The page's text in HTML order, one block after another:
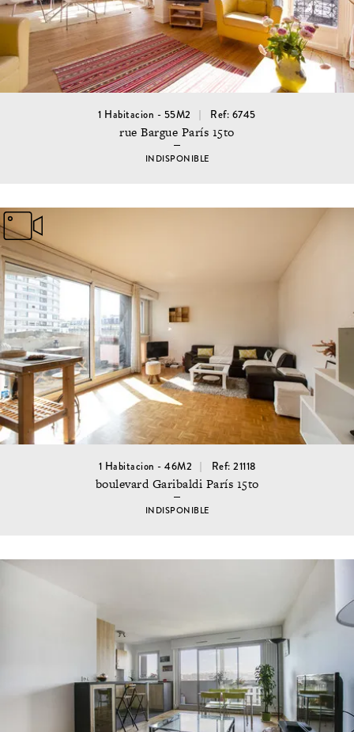
1 Habitacion - 55M2 Ref: 6745
rue Bargue París 15to
INDISPONIBLE
1 Habitacion - 46M2 Ref: 21118
boulevard Garibaldi París 15to
INDISPONIBLE